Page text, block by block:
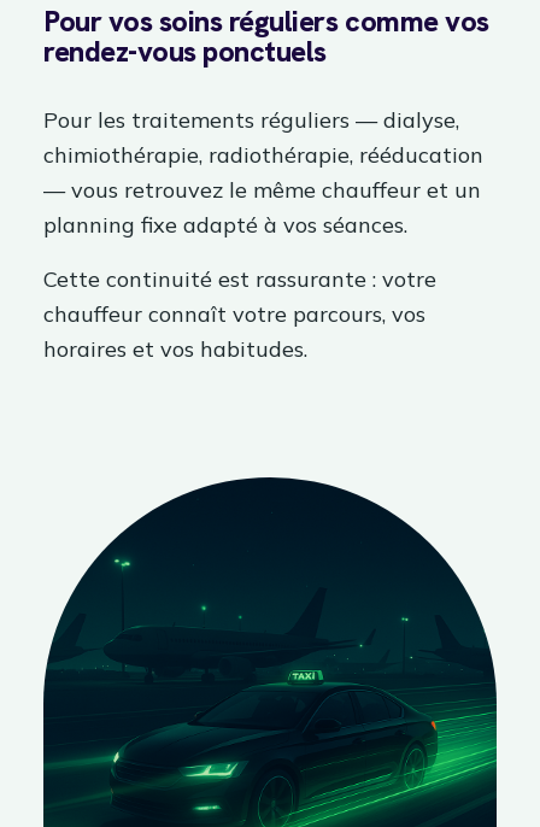
Pour vos soins réguliers comme vos
rendez-vous ponctuels
Pour les traitements réguliers — dialyse,
chimiothérapie, radiothérapie, rééducation
— vous retrouvez le même chauffeur et un
planning fixe adapté à vos séances.
Cette continuité est rassurante : votre
chauffeur connaît votre parcours, vos
horaires et vos habitudes.